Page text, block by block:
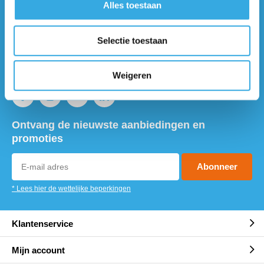
Alles toestaan
Selectie toestaan
Weigeren
klantenservice staat voor je klaar :)
Ontvang de nieuwste aanbiedingen en
promoties
Abonneer
* Lees hier de wettelijke beperkingen
Klantenservice
Mijn account